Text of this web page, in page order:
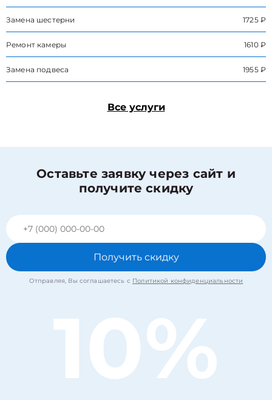
Замена шестерни 1725 ₽
Ремонт камеры 1610 ₽
Замена подвеса 1955 ₽
Все услуги
Оставьте заявку через сайт и
получите скидку
Получить скидку
Отправляя, Вы соглашаетесь с Политикой конфиденциальности
10%